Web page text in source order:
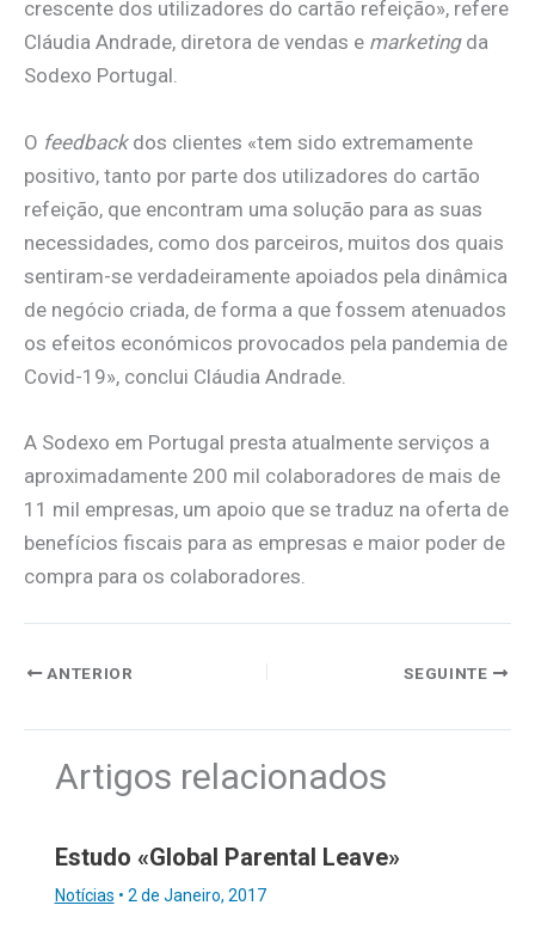
crescente dos utilizadores do cartão refeição», refere
Cláudia Andrade, diretora de vendas e marketingda
Sodexo Portugal.
O feedbackdos clientes «tem sido extremamente
positivo, tanto por parte dos utilizadores do cartão
refeição, que encontram uma solução para as suas
necessidades, como dos parceiros, muitos dos quais
sentiram-se verdadeiramente apoiados pela dinâmica
de negócio criada, de forma a que fossem atenuados
os efeitos económicos provocados pela pandemia de
Covid-19», conclui Cláudia Andrade.
A Sodexo em Portugal presta atualmente serviços a
aproximadamente 200 mil colaboradores de mais de
11 mil empresas, um apoio que se traduz na oferta de
benefícios fiscais para as empresas e maior poder de
compra para os colaboradores.
ANTERIOR SEGUINTE
Artigos relacionados
Estudo «Global Parental Leave»
Notícias • 2 de Janeiro, 2017